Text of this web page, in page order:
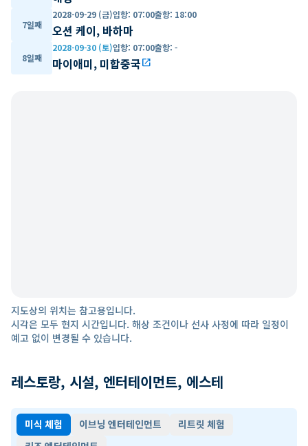
7일째
2028-09-29 (금)입항: 07:00출항: 18:00
오션 케이, 바하마
8일째
2028-09-30 (토)입항: 07:00출항: -
마이애미, 미합중국open_in_new
지도상의 위치는 참고용입니다.
시각은 모두 현지 시간입니다. 해상 조건이나 선사 사정에 따라 일정이
예고 없이 변경될 수 있습니다.
레스토랑, 시설, 엔터테이먼트, 에스테
미식 체험 이브닝 엔터테인먼트
리트릿 체험